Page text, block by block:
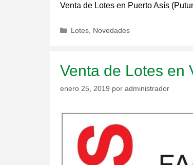
Venta de Lotes en Puerto Asís
Categorías
Lotes, Novedades
Venta de Lotes en
enero 25, 2019 por administrador